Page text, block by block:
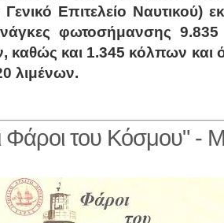
Επιτελείο Ναυτικού)
φωτοσήμανσης
καθώς και 1.345 κόλπων και
λιμένων.
Φάροι του Κόσμου" -